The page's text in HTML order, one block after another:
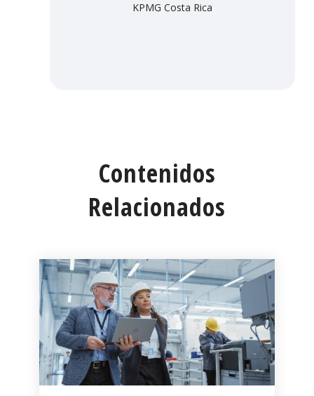
KPMG Costa Rica
Contenidos
Relacionados